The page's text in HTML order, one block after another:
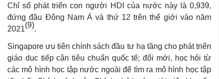
Chỉ số phát triển con người HDI của nước này là 0,939,
đứng đầu Đông Nam Á và thứ 12 trên thế giới vào năm
2021(9).
Singapore ưu tiên chính sách đầu tư hạ tầng cho phát triển
giáo dục tiếp cận tiêu chuẩn quốc tế; đổi mới, học hỏi từ
các mô hình học tập nước ngoài để tìm ra mô hình học tập